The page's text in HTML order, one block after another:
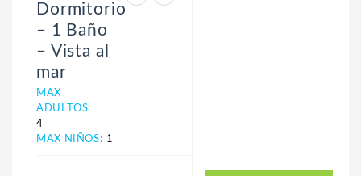
Dormitorio
– 1 Baño
– Vista al
mar
MAX
ADULTOS:
4
MAX NIÑOS: 1